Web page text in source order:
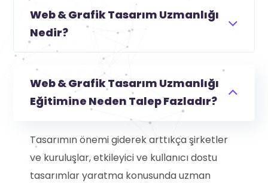
Web & Grafik Tasarım Uzmanlığı
Nedir?
Web & Grafik Tasarım Uzmanlığı
Eğitimine Neden Talep Fazladır?
Tasarımın önemi giderek arttıkça şirketler
ve kuruluşlar, etkileyici ve kullanıcı dostu
tasarımlar yaratma konusunda uzman